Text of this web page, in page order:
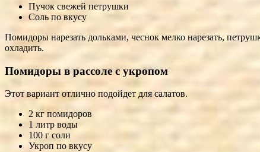
Пучок свежей петрушки
Соль по вкусу
Помидоры нарезать дольками, чеснок мелко нарезать,
охладить.
Помидоры в рассоле с укропом
Этот вариант отлично подойдет для салатов.
2 кг помидоров
1 литр воды
100 г соли
Укроп по вкусу